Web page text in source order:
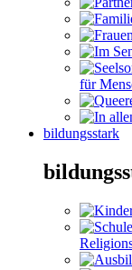
für
bildungsstark